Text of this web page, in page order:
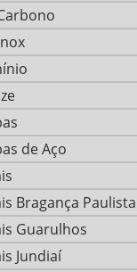
de Aço
Bragança Paulista
Guarulhos
Jundiaí